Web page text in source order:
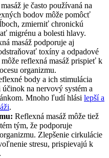
je často používaná na
bodov môže pomôcť
zmierniť chronickú
migrénu a bolesti hlavy.
masáž podporuje aj
toxíny a odpadové
reflexná masáž prispieť k
organizmu.
body a ich stimulácia
na nervový systém a
Mnoho ľudí hlási lepší a
.
Reflexná masáž môže tiež
tým, že podporuje
Zlepšenie cirkulácie
stresu, prispievajú k